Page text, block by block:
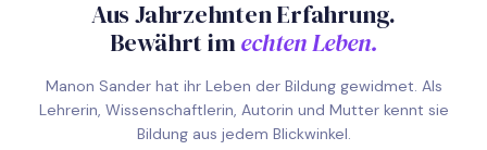
Aus Jahrzehnten Erfahrung.
Bewährt imechten Leben.
Manon Sander hat ihr Leben der Bildung gewidmet. Als
Lehrerin, Wissenschaftlerin, Autorin und Mutter kennt sie
Bildung aus jedem Blickwinkel.